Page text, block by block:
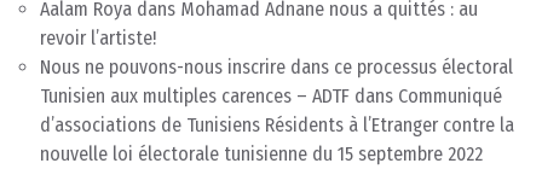
Aalam Roya dans Mohamad Adnane nous a quittés : au
revoir l’artiste!
Nous ne pouvons-nous inscrire dans ce processus électoral
Tunisien aux multiples carences – ADTF dans Communiqué
d’associations de Tunisiens Résidents à l’Etranger contre la
nouvelle loi électorale tunisienne du 15 septembre 2022